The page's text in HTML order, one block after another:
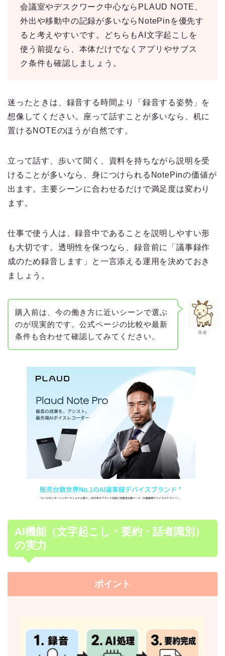
会議室やデスクワーク中心ならPLAUD NOTE、
外出や移動中の記録が多いならNotePinを優先す
ると考えやすいです。どちらもAI文字起こしを
使う前提なら、本体だけでなくアプリやサブス
ク条件も確認しましょう。
迷ったときは、録音する時間より「録音する姿勢」を
想像してください。座って話すことが多いなら、机に
置けるNOTEのほうが自然です。
立って話す、歩いて聞く、資料を持ちながら説明を受
けることが多いなら、身につけられるNotePinの価値が
出ます。主要シーンに合わせるだけで満足度は変わり
ます。
仕事で使う人は、録音中であることを説明しやすい形
も大切です。透明性を保つなら、録音前に「議事録作
成のため録音します」と一言添える運用を決めておき
ましょう。
筆者
購入前は、今の働き方に近いシーンで選ぶ
のが現実的です。公式ページの比較や最新
条件も合わせて確認してみてください。
AI機能（文字起こし・要約・話者識別）
の実力
ポイント